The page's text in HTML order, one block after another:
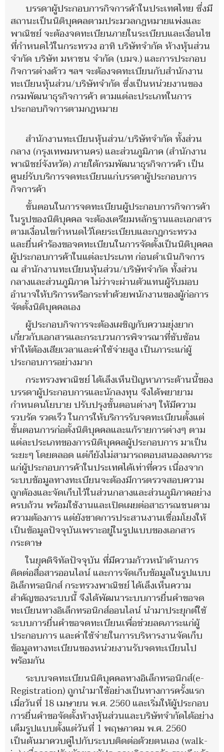
บรรดาผู้ประกอบการกิจการค้าในประเทศไทย ซึ่งมี
สถานะเป็นนิติบุคคลตามประมวลกฎหมายแพ่งและ
พาณิชย์ จะต้องจดทะเบียนภายในระเบียบและเงื่อนไข
ที่กำหนดไว้ในกระทรวง อาทิ บริษัทจำกัด ห้างหุ้นส่วน
จำกัด บริษัท มหาชน จำกัด (บมจ.) และการประกอบ
กิจการต่างด้าว ฯลฯ จะต้องจดทะเบียนกับสำนักงาน
ทะเบียนหุ้นส่วน/บริษัทจำกัด ซึ่งเป็นหน่วยงานของ
กรมพัฒนาธุรกิจการค้า ตามแต่ละประเภทในการ
ประกอบกิจการตามกฎหมาย
สำนักงานทะเบียนหุ้นส่วน/บริษัทจำกัด ทั้งส่วน
กลาง (กรุงเทพมหานคร) และส่วนภูมิภาค (สำนักงาน
พาณิชย์จังหวัด) ภายใต้กรมพัฒนาธุรกิจการค้า เป็น
ศูนย์รับบริการจดทะเบียนแก่บรรดาผู้ประกอบการ
กิจการค้า
ขั้นตอนในการจดทะเบียนผู้ประกอบการกิจการค้า
ในรูปของนิติบุคคล จะต้องเตรียมหลักฐานและเอกสาร
ตามเงื่อนไขกำหนดไว้โดยระเบียบและกฎกระทรวง
และยื่นคำร้องขอจดทะเบียนในการจัดตั้งเป็นนิติบุคคล
ผู้ประกอบการค้าในแต่ละประเภท ก่อนดำเนินกิจการ
ณ สำนักงานทะเบียนหุ้นส่วน/บริษัทจำกัด ทั้งส่วน
กลางและส่วนภูมิภาค ไม่ว่าจะผ่านตัวแทนผู้รับมอบ
อำนาจให้บริการหรือกระทำด้วยพนักงานของผู้ก่อการ
จัดตั้งนิติบุคคลเอง
ผู้ประกอบกิจการจะต้องเผชิญกับความยุ่งยาก
เกี่ยวกับเอกสารและกระบวนการพิจารณาที่ซับซ้อน
ทำให้ต้องเสียเวลาและค่าใช้จ่ายสูง เป็นภาระแก่ผู้
ประกอบการอย่างมาก
กระทรวงพาณิชย์ ได้เล็งเห็นปัญหาภาระด้านนี้ของ
บรรดาผู้ประกอบการและนักลงทุน จึงได้พยายาม
กำหนดนโยบาย ปรับปรุงขั้นตอนต่างๆ ให้มีความ
รวบรัด รวดเร็ว ในการให้บริการรับจดทะเบียนตั้งแต่
ขั้นตอนการก่อตั้งนิติบุคคลและแก้รายการต่างๆ ตาม
แต่ละประเภทของการนิติบุคคลผู้ประกอบการ มาเป็น
ระยะๆ โดยตลอด แต่ก็ยังไม่สามารถตอบสนองลดภาระ
แก่ผู้ประกอบการค้าในประเทศได้เท่าที่ควร เนื่องจาก
ระบบข้อมูลทางทะเบียนจะต้องมีการตรวจสอบความ
ถูกต้องและจัดเก็บไว้ในส่วนกลางและส่วนภูมิภาคอย่าง
ครบถ้วน พร้อมใช้งานและเปิดเผยต่อสาธารณชนตาม
ความต้องการ แต่ยังขาดการประสานงานเชื่อมโยงให้
เป็นข้อมูลปัจจุบันเพราะอยู่ในรูปแบบของเอกสาร
กระดาษ
ในยุคดิจิทัลปัจจุบัน ที่มีความก้าวหน้าด้านการ
ติดต่อสื่อสารออนไลน์ และการจัดเก็บข้อมูลในรูปแบบ
อิเล็กทรอนิกส์ กระทรวงพาณิชย์ ได้เล็งเห็นความ
สำคัญของระบบนี้ จึงได้พัฒนาระบบการยื่นคำขอจด
ทะเบียนทางอิเล็กทรอนิกส์ออนไลน์ นำมาประยุกต์ใช้
ระบบการยื่นคำขอจดทะเบียนเพื่อช่วยลดภาระแก่ผู้
ประกอบการ และค่าใช้จ่ายในการบริหารงานจัดเก็บ
ข้อมูลทางทะเบียนของหน่วยงานรับจดทะเบียนไป
พร้อมกัน
ระบบจดทะเบียนนิติบุคคลทางอิเล็กทรอนิกส์(e-
Registration) ถูกนำมาใช้อย่างเป็นทางการครั้งแรก
เมื่อวันที่ 18 เมษายน พ.ศ. 2560 และเริ่มให้ผู้ประกอบ
การยื่นคำขอจัดตั้งห้างหุ้นส่วนและบริษัทจำกัดได้อย่าง
เต็มรูปแบบตั้งแต่วันที่ 1 พฤษภาคม พ.ศ. 2560
เป็นต้นมาควบคู่ไปกับระบบติดต่อด้วยตนเอง (walk-